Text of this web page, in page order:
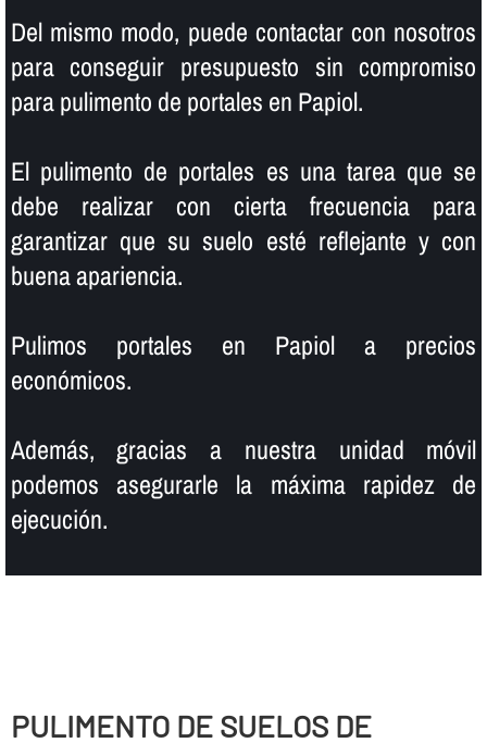
Del mismo modo, puede contactar con nosotros
para conseguir presupuesto sin compromiso
para pulimento de portales en Papiol.
El pulimento de portales es una tarea que se
debe realizar con cierta frecuencia para
garantizar que su suelo esté reflejante y con
buena apariencia.
Pulimos portales en Papiol a precios
económicos.
Además, gracias a nuestra unidad móvil
podemos asegurarle la máxima rapidez de
ejecución.
PULIMENTO DE SUELOS DE